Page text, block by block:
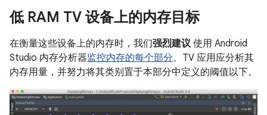
低 RAM TV 设备上的内存目标
在衡量这些设备上的内存时，我们强烈建议使用 Android
Studio 内存分析器监控内存的每个部分。TV 应用应分析其
内存用量，并努力将其类别置于本部分中定义的阈值以下。